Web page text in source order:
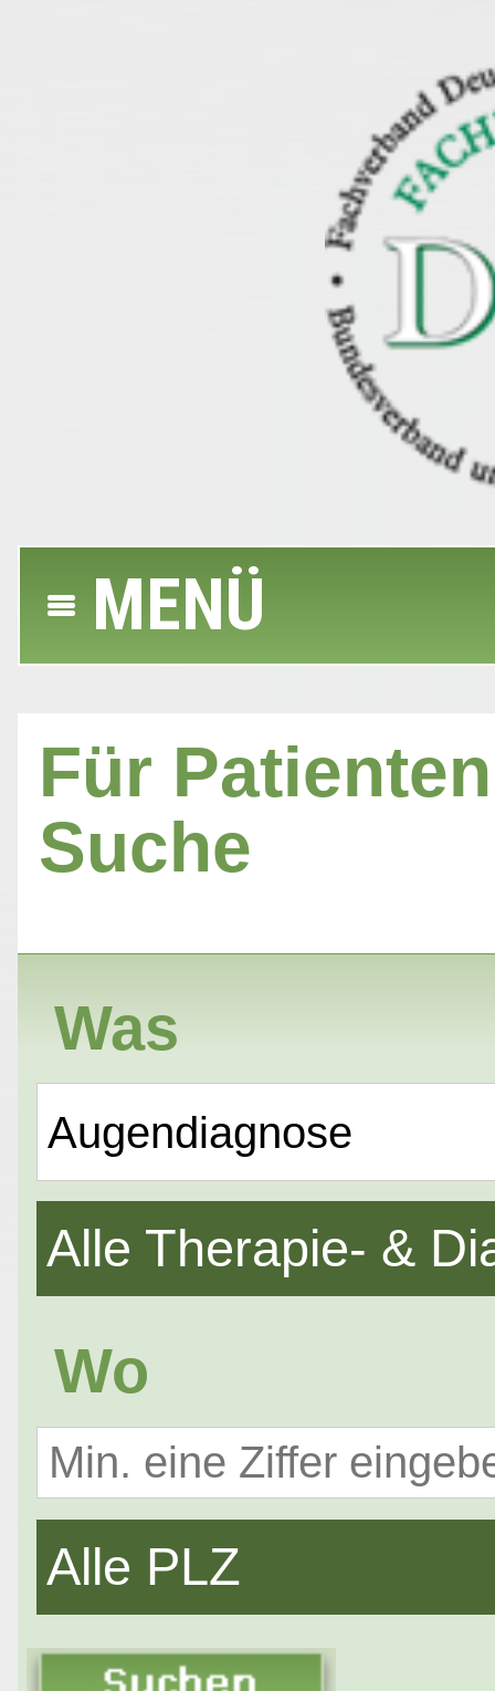
MENÜ
Für
Suche
Was
Augendiagnose
Alle Therapie- &
Wo
Alle PLZ